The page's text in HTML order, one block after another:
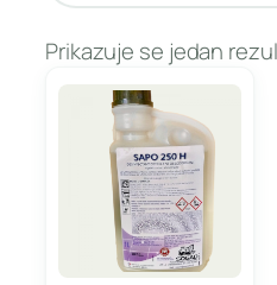
Prikazuje se jedan